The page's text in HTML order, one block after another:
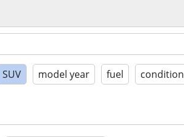
SUV model year fuel condition